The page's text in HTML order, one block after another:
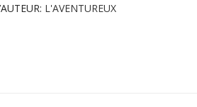
L'AVENTUREUX